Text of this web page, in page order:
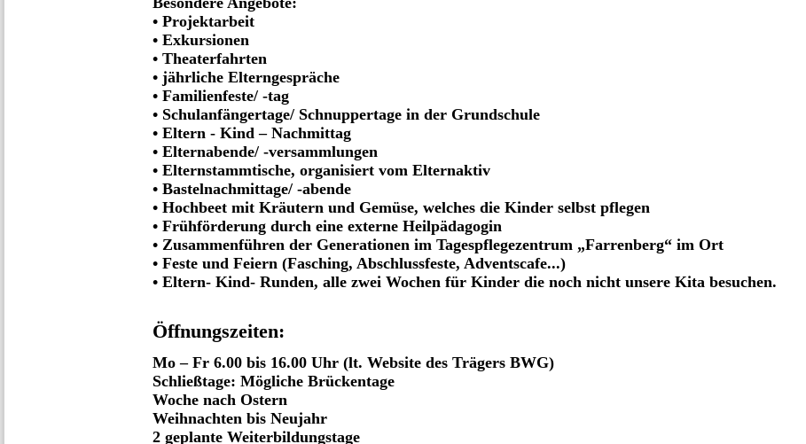
• Projektarbeit
• Exkursionen
• Theaterfahrten
• jährliche Elterngespräche
• Familienfeste/ -tag
• Schulanfängertage/ Schnuppertage in der Grundschule
• Eltern - Kind – Nachmittag
• Elternabende/ -versammlungen
• Elternstammtische, organisiert vom Elternaktiv
• Bastelnachmittage/ -abende
• Hochbeet mit Kräutern und Gemüse, welches die Kinder selbst pflegen
• Frühförderung durch eine externe Heilpädagogin
• Zusammenführen der Generationen im Tagespflegezentrum „Farrenberg“ im Ort
• Feste und Feiern (Fasching, Abschlussfeste, Adventscafe...)
• Eltern- Kind- Runden, alle zwei Wochen für Kinder die noch nicht unsere Kita besuchen.
Öffnungszeiten:
Mo – Fr 6.00 bis 16.00 Uhr (lt. Website des Trägers BWG)
Schließtage: Mögliche Brückentage
Woche nach Ostern
Weihnachten bis Neujahr
2 geplante Weiterbildungstage